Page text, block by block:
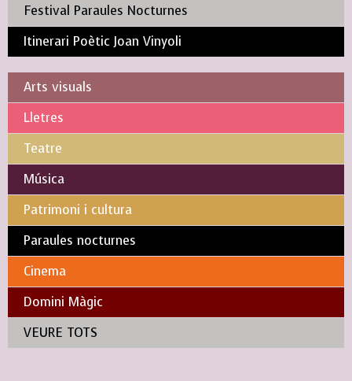
Festival Paraules Nocturnes
Itinerari Poètic Joan Vinyoli
Arts visuals
Lletres
Teatre
Música
Patrimoni i cultura
Paraules nocturnes
Cinema
Domini Màgic
VEURE TOTS